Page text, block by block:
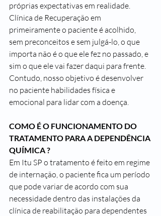
próprias expectativas em realidade.
Clínica de Recuperação em
primeiramente o paciente é acolhido,
sem preconceitos e sem julgá-lo, o que
importa não é o que ele fez no passado, e
sim o que ele vai fazer daqui para frente.
Contudo, nosso objetivo é desenvolver
no paciente habilidades física e
emocional para lidar com a doença.
COMO É O FUNCIONAMENTO DO
TRATAMENTO PARA A DEPENDÊNCIA
QUÍMICA ?
Em Itu SP o tratamento é feito em regime
de internação, o paciente fica um período
que pode variar de acordo com sua
necessidade dentro das instalações da
clínica de reabilitação para dependentes